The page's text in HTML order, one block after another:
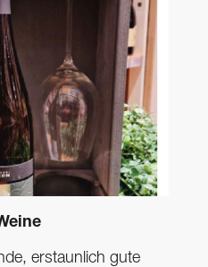
erstaunlich gute